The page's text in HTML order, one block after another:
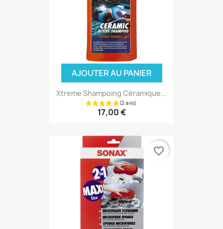
AJOUTER AU PANIER
Xtreme Shampoing Céramique...
17,00 €
favorite_border